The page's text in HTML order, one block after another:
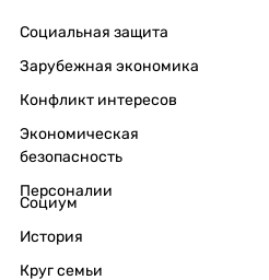
Социальная защита
Зарубежная экономика
Конфликт интересов
Экономическая
безопасность
Персоналии
Социум
История
Круг семьи